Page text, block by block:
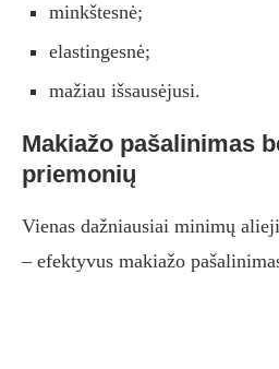
minkštesnė;
elastingesnė;
mažiau išsausėjusi.
Makiažo pašalinimas
priemonių
Vienas dažniausiai minimų
– efektyvus makiažo